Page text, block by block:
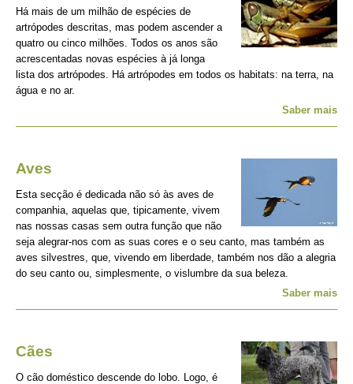
Há mais de um milhão de espécies de
artrópodes descritas, mas podem ascender a
quatro ou cinco milhões. Todos os anos são
acrescentadas novas espécies à já longa
lista dos artrópodes. Há artrópodes em todos os habitats: na terra, na
água e no ar.
Saber mais
Aves
Esta secção é dedicada não só às aves de
companhia, aquelas que, tipicamente, vivem
nas nossas casas sem outra função que não
seja alegrar-nos com as suas cores e o seu canto, mas também as
aves silvestres, que, vivendo em liberdade, também nos dão a alegria
do seu canto ou, simplesmente, o vislumbre da sua beleza.
Saber mais
Cães
O cão doméstico descende do lobo. Logo, é